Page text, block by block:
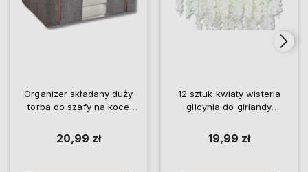
Organizer składany duży
torba do szafy na koce
20,99 zł
12 sztuk kwiaty wisteria
glicynia do girlandy
19,99 zł